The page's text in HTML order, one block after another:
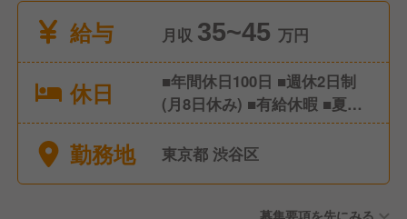
給与
月収 35~45 万円
休日
■年間休日100日 ■週休2日制
(月8日休み) ■有給休暇 ■夏季
休暇 ■冬季休暇 ■GW休暇 ■慶
弔休暇 ■リフレッシュ休暇(年
勤務地 東京都 渋谷区